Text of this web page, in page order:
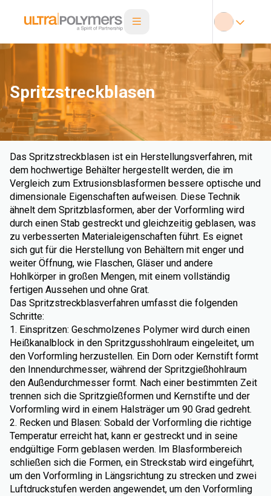
Spritzstreckblasen
Das Spritzstreckblasen ist ein Herstellungsverfahren, mit
dem hochwertige Behälter hergestellt werden, die im
Vergleich zum Extrusionsblasformen bessere optische und
dimensionale Eigenschaften aufweisen. Diese Technik
ähnelt dem Spritzblasformen, aber der Vorformling wird
durch einen Stab gestreckt und gleichzeitig geblasen, was
zu verbesserten Materialeigenschaften führt. Es eignet
sich gut für die Herstellung von Behältern mit enger und
weiter Öffnung, wie Flaschen, Gläser und andere
Hohlkörper in großen Mengen, mit einem vollständig
fertigen Aussehen und ohne Grat.
Das Spritzstreckblasverfahren umfasst die folgenden
Schritte:
1. Einspritzen: Geschmolzenes Polymer wird durch einen
Heißkanalblock in den Spritzgusshohlraum eingeleitet, um
den Vorformling herzustellen. Ein Dorn oder Kernstift formt
den Innendurchmesser, während der Spritzgießhohlraum
den Außendurchmesser formt. Nach einer bestimmten Zeit
trennen sich die Spritzgießformen und Kernstifte und der
Vorformling wird in einem Halsträger um 90 Grad gedreht.
2. Recken und Blasen: Sobald der Vorformling die richtige
Temperatur erreicht hat, kann er gestreckt und in seine
endgültige Form geblasen werden. Im Blasformbereich
schließen sich die Formen, ein Streckstab wird eingeführt,
um den Vorformling in Längsrichtung zu strecken und zwei
Luftdruckstufen werden angewendet, um den Vorformling